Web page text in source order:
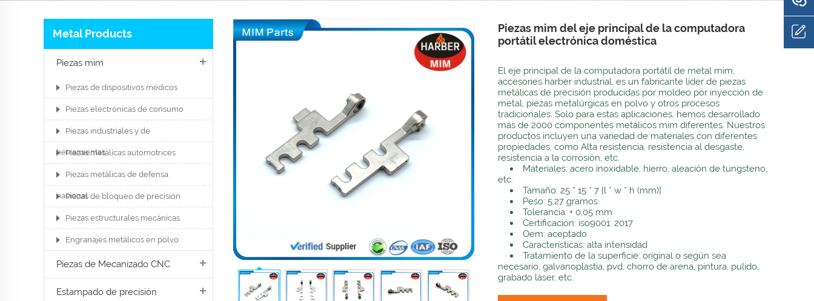
Metal Products
Piezas mim
Piezas de dispositivos médicos
Piezas electrónicas de consumo
Piezas industriales y de
herramientas
Piezas metálicas automotrices
Piezas metálicas de defensa
nacional
Piezas de bloqueo de precisión
Piezas estructurales mecánicas
Engranajes metálicos en polvo
Piezas de Mecanizado CNC
Estampado de precisión
Piezas mim del eje principal de la computadora
portátil electrónica doméstica
El eje principal de la computadora portátil de metal mim,
accesories harber industrial, es un fabricante líder de piezas
metálicas de precisión producidas por moldeo por inyección de
metal, piezas metalúrgicas en polvo y otros procesos
tradicionales. Solo para estas aplicaciones, hemos desarrollado
más de 2000 componentes metálicos mim diferentes. Nuestros
productos incluyen una variedad de materiales con diferentes
propiedades, como Alta resistencia, resistencia al desgaste,
resistencia a la corrosión, etc.
Materiales: acero inoxidable, hierro, aleación de tungsteno,
etc.
Tamaño: 25 * 15 * 7 [l * w * h (mm)]
Peso: 5,27 gramos
Tolerancia: + 0,05 mm
Certificación: iso9001: 2017
Oem: aceptado
Características: alta intensidad
Tratamiento de la superficie: original o según sea
necesario, galvanoplastia, pvd, chorro de arena, pintura, pulido,
grabado láser, etc.